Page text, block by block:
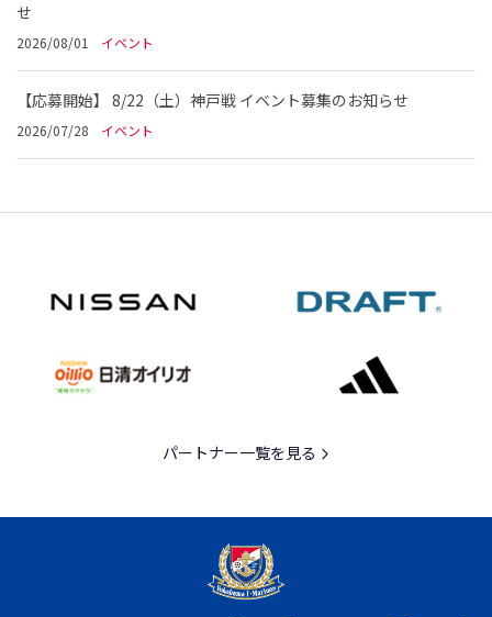
せ
2026/08/01 イベント
【応募開始】 8/22（土）神戸戦 イベント募集のお知らせ
2026/07/28 イベント
パートナー一覧を見る